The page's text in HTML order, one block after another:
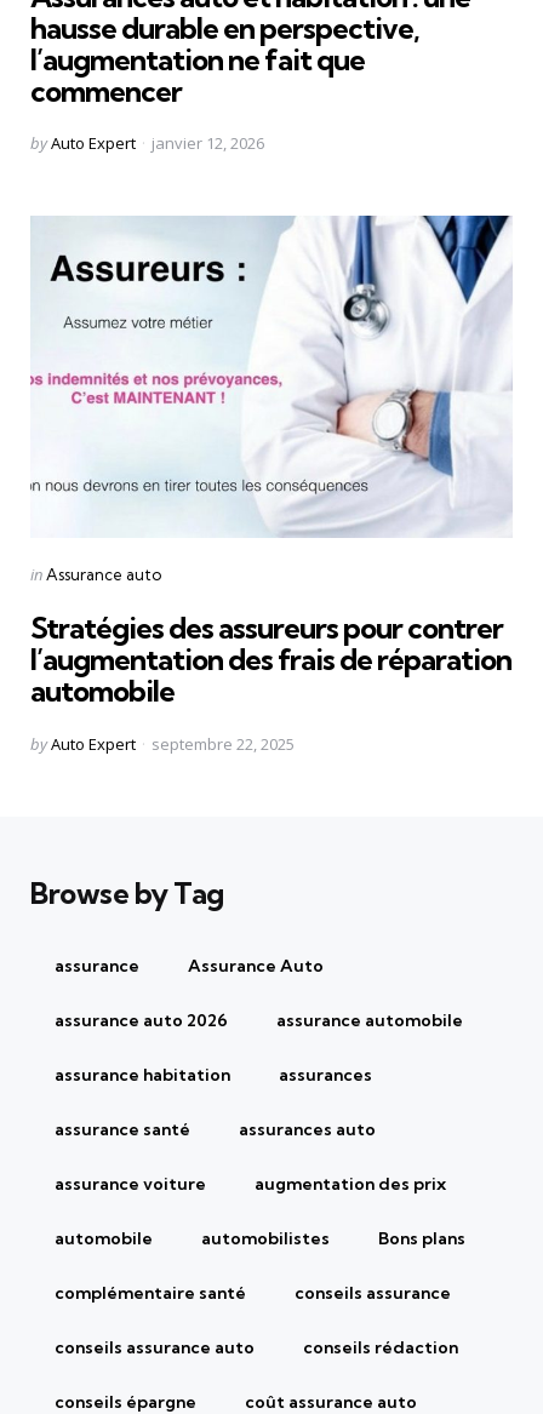
hausse durable en perspective,
l’augmentation ne fait que
commencer
Posted
byAuto Expert janvier 12, 2026
Categories
Posted
inAssurance auto
Stratégies des assureurs pour contrer
l’augmentation des frais de réparation
automobile
Posted
byAuto Expert septembre 22, 2025
Browse by Tag
assurance Assurance Auto
assurance auto 2026 assurance automobile
assurance habitation assurances
assurance santé assurances auto
assurance voiture augmentation des prix
automobile automobilistes Bons plans
complémentaire santé conseils assurance
conseils assurance auto conseils rédaction
conseils épargne coût assurance auto